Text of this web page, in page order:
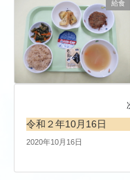
給食
令和２年10月16日
2020年10月16日